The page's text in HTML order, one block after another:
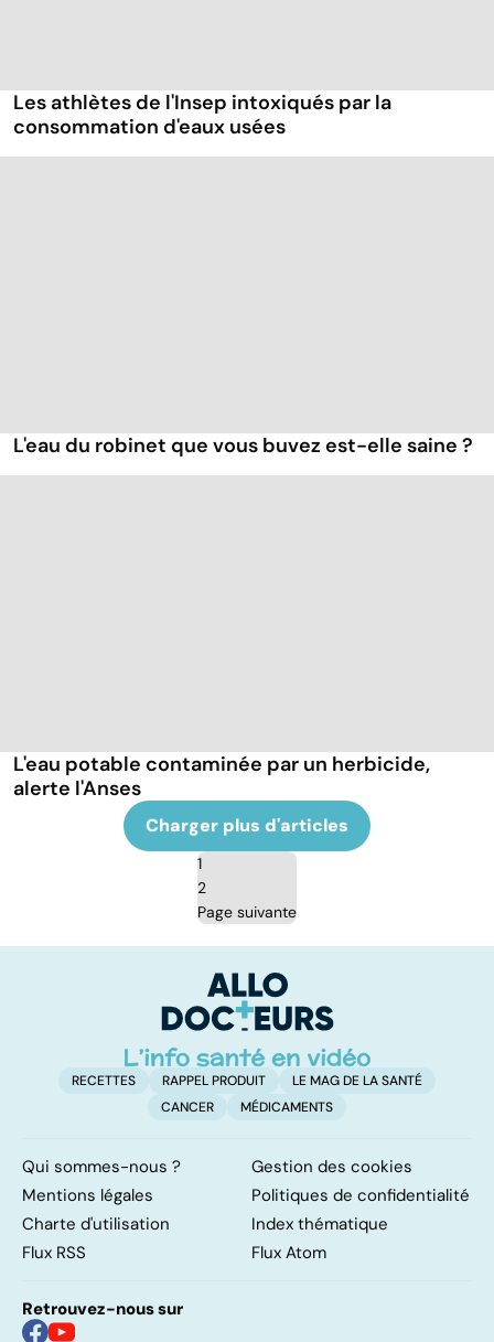
Les athlètes de l'Insep intoxiqués par la
consommation d'eaux usées
L'eau du robinet que vous buvez est-elle saine ?
L'eau potable contaminée par un herbicide,
alerte l'Anses
Charger plus d'articles
1
2
Page suivante
RECETTES RAPPEL PRODUIT
LE MAG DE LA SANTÉ
CANCER
MÉDICAMENTS
Qui sommes-nous ?
Gestion des cookies
Mentions légales
Politiques de confidentialité
Charte d'utilisation
Index thématique
Flux RSS
Flux Atom
Retrouvez-nous sur